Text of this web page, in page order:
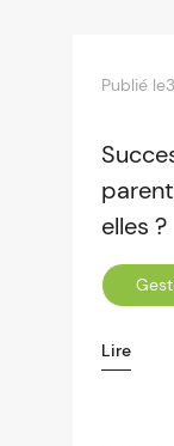
Publié le
elles ?
Lire